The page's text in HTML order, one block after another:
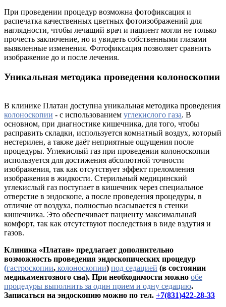
При проведении процедур возможна фотофиксация и
распечатка качественных цветных фотоизображений для
наглядности, чтобы лечащий врач и пациент могли не только
прочесть заключение, но и увидеть собственными глазами
выявленные изменения. Фотофиксация позволяет сравнить
изображение до и после лечения.
Уникальная методика проведения колоноскопии
В клинике Платан доступна уникальная методика проведения
колоноскопии - с использованием углекислого газа. В
основном, при диагностике кишечника, для того, чтобы
расправить складки, используется комнатный воздух, который
нестерилен, а также даёт неприятные ощущения после
процедуры. Углекислый газ при проведении колоноскопии
используется для достижения абсолютной точности
изображения, так как отсутствует эффект преломления
изображения в жидкости. Стерильный медицинский
углекислый газ поступает в кишечник через специальное
отверстие в эндоскопе, а после проведения процедуры, в
отличие от воздуха, полностью всасывается в стенки
кишечника. Это обеспечивает пациенту максимальный
комфорт, так как отсутствуют последствия в виде вздутия и
газов.
Клиника «Платан» предлагает дополнительно
возможность проведения эндоскопических процедур
(гастроскопии, колоноскопии) под седацией (в состоянии
медикаментозного сна). При необходимости можно обе
процедуры выполнить за один прием и одну седацию.
Записаться на эндоскопию можно по тел. +7(831)422-28-33